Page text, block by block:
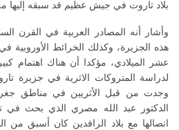
بلاد تاروت في جيش عظيم قد سبقه إليها
وأشار أنه المصادر العربية في القرن
هذه الجزيرة، وكذلك الخرائط الأوروبية
عشر الميلادي، مؤكدا أن هناك اهتمام
لدراسة المتروكات الاثرية في جزيرة
وجدت من قبل الأثريين في مناطق
الدكتور عبد الله مصري الذي بحث في
اتصالها مع بلاد الرافدين كان أسبق من